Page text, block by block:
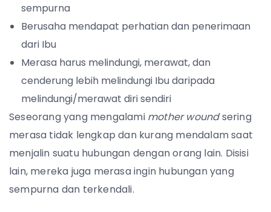
sempurna
Berusaha mendapat perhatian dan penerimaan
dari Ibu
Merasa harus melindungi, merawat, dan
cenderung lebih melindungi Ibu daripada
melindungi/merawat diri sendiri
Seseorang yang mengalami mother woundsering
merasa tidak lengkap dan kurang mendalam saat
menjalin suatu hubungan dengan orang lain. Disisi
lain, mereka juga merasa ingin hubungan yang
sempurna dan terkendali.